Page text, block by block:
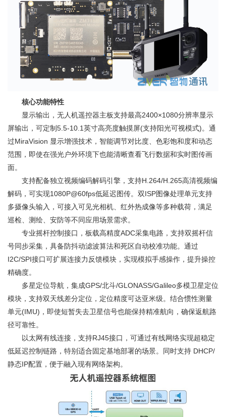
核心功能特性
显示输出，无人机遥控器主板支持最高2400×1080分辨率显示
屏输出，可定制5.5-10.1英寸高亮度触摸屏(支持阳光可视模式)。通
过MiraVision 显示增强技术，智能调节对比度、色彩饱和度和动态
范围，即使在强光户外环境下也能清晰查看飞行数据和实时图传画
面。
支持配备独立视频编码解码引擎，支持H.264/H.265高清视频编
解码，可实现1080P@60fps低延迟图传。双ISP图像处理单元支持
多摄像头输入，可接入可见光相机、红外热成像等多种载荷，满足
巡检、测绘、安防等不同应用场景需求。
专业摇杆控制接口，板载高精度ADC采集电路，支持双摇杆信
号同步采集，具备防抖动滤波算法和死区自动校准功能。通过
I2C/SPI接口可扩展连接力反馈模块，实现模拟手感操作，提升操控
精确度。
多星定位导航，集成GPS/北斗/GLONASS/Galileo多模卫星定位
模块，支持双天线差分定位，定位精度可达亚米级。结合惯性测量
单元(IMU)，即使短暂失去卫星信号也能保持精准航向，确保返航路
径可靠性。
以太网有线连接，支持RJ45接口，可通过有线网络实现超稳定
低延迟控制链路，特别适合固定基地部署的场景。同时支持 DHCP/
静态IP配置，便于融入现有网络架构。